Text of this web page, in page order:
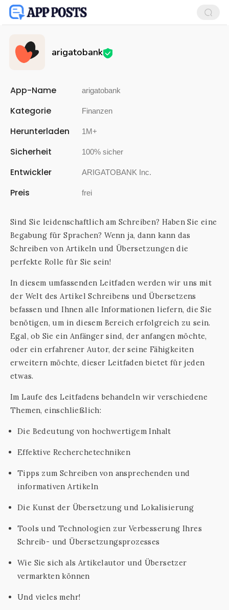
arigatobank
App-Name arigatobank
Kategorie Finanzen
Herunterladen 1M+
Sicherheit 100% sicher
Entwickler ARIGATOBANK Inc.
Preis frei
Sind Sie leidenschaftlich am Schreiben? Haben Sie eine
Begabung für Sprachen? Wenn ja, dann kann das
Schreiben von Artikeln und Übersetzungen die
perfekte Rolle für Sie sein!
In diesem umfassenden Leitfaden werden wir uns mit
der Welt des Artikel Schreibens und Übersetzens
befassen und Ihnen alle Informationen liefern, die Sie
benötigen, um in diesem Bereich erfolgreich zu sein.
Egal, ob Sie ein Anfänger sind, der anfangen möchte,
oder ein erfahrener Autor, der seine Fähigkeiten
erweitern möchte, dieser Leitfaden bietet für jeden
etwas.
Im Laufe des Leitfadens behandeln wir verschiedene
Themen, einschließlich:
Die Bedeutung von hochwertigem Inhalt
Effektive Recherchetechniken
Tipps zum Schreiben von ansprechenden und
informativen Artikeln
Die Kunst der Übersetzung und Lokalisierung
Tools und Technologien zur Verbesserung Ihres
Schreib- und Übersetzungsprozesses
Wie Sie sich als Artikelautor und Übersetzer
vermarkten können
Und vieles mehr!